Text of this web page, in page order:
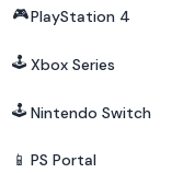
🎮PlayStation 4
🕹️ Xbox Series
🕹️ Nintendo Switch
📱 PS Portal